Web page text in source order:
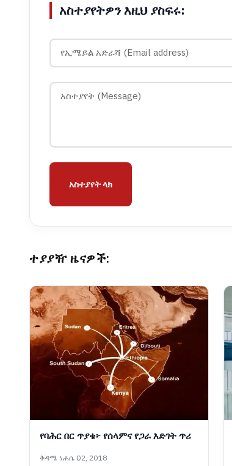
አስተያየትዎን እዚህ ያስፍሩ:
አስተያየት ላክ
ተያያዥ ዜናዎች:
የባሕር በር ጥያቄ፦ የሰላምና የጋራ እድገት ጥሪ
ቅዳሜ ነሐሴ 02, 2018